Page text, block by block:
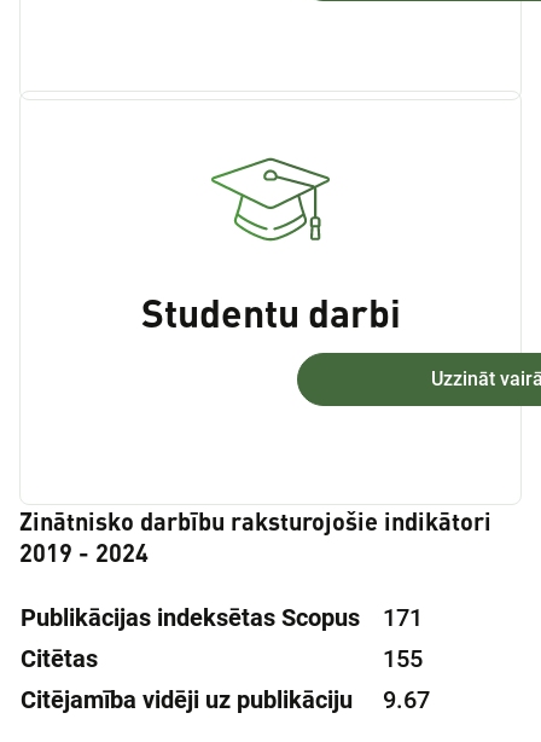
Studentu darbi
Uzzināt
Zinātnisko darbību raksturojošie indikātori
2019 - 2024
Publikācijas indeksētas Scopus
171
Citētas
155
Citējamība vidēji uz publikāciju
9.67